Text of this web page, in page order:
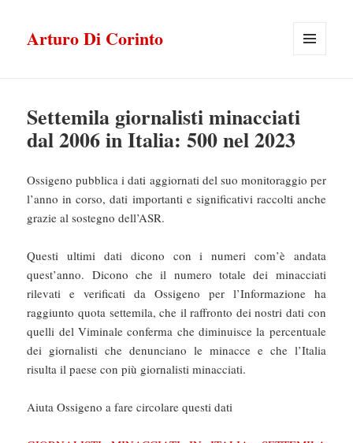
Arturo Di Corinto
Settemila giornalisti minacciati
dal 2006 in Italia: 500 nel 2023
Ossigeno pubblica i dati aggiornati del suo monitoraggio per
l’anno in corso, dati importanti e significativi raccolti anche
grazie al sostegno dell’ASR.
Questi ultimi dati dicono con i numeri com’è andata
quest’anno. Dicono che il numero totale dei minacciati
rilevati e verificati da Ossigeno per l’Informazione ha
raggiunto quota settemila, che il raffronto dei nostri dati con
quelli del Viminale conferma che diminuisce la percentuale
dei giornalisti che denunciano le minacce e che l’Italia
risulta il paese con più giornalisti minacciati.
Aiuta Ossigeno a fare circolare questi dati